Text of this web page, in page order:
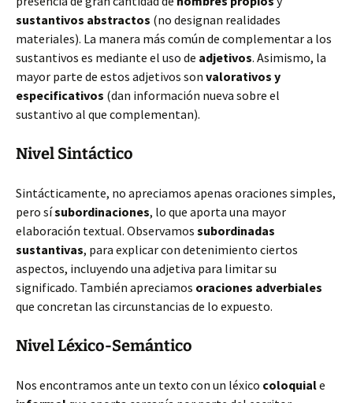
sustantivos abstractos (no designan realidades
materiales). La manera más común de complementar a los
sustantivos es mediante el uso de adjetivos. Asimismo, la
mayor parte de estos adjetivos son valorativos y
especificativos (dan información nueva sobre el
sustantivo al que complementan).
Nivel Sintáctico
Sintácticamente, no apreciamos apenas oraciones simples,
pero sísubordinaciones, lo que aporta una mayor
elaboración textual. Observamos subordinadas
sustantivas, para explicar con detenimiento ciertos
aspectos, incluyendo una adjetiva para limitar su
significado. También apreciamos oraciones adverbiales
que concretan las circunstancias de lo expuesto.
Nivel Léxico-Semántico
Nos encontramos ante un texto con un léxico coloquiale